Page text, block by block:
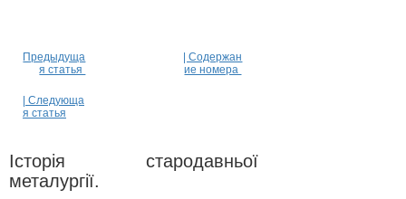
Предыдуща
я статья
| Содержан
ие номера
| Следующа
я статья
Iсторiя стародавньої
металургiї.